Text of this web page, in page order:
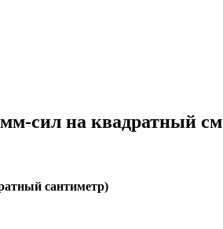
сил на квадратный см
сантиметр)